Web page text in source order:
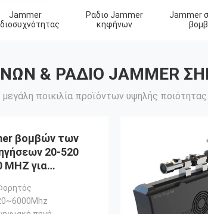
Συσκευή
τηλεφωνικά
jammers κελί
Jammer
& ΡΑΔΙΟ JAMMER
μεγάλη ποικιλία προϊόντων υψηλής ποιότητας
βομβών των
20-520
MHZ για